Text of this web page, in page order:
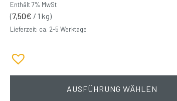
Enthält 7% MwSt
(7,50€ / 1 kg)
Lieferzeit: ca. 2-5 Werktage
AUSFÜHRUNG WÄHLEN